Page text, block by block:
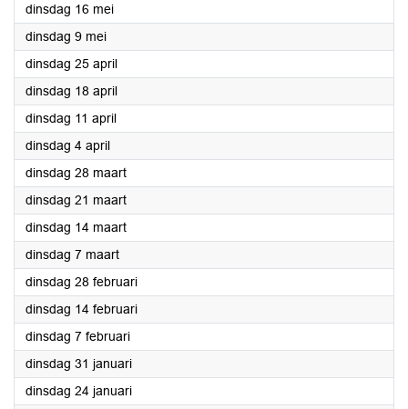
dinsdag 16 mei2023
dinsdag 9 mei2023
dinsdag 25 april2023
dinsdag 18 april2023
dinsdag 11 april2023
dinsdag 4 april2023
dinsdag 28 maart2023
dinsdag 21 maart2023
dinsdag 14 maart2023
dinsdag 7 maart2023
dinsdag 28 februari2023
dinsdag 14 februari2023
dinsdag 7 februari2023
dinsdag 31 januari2023
dinsdag 24 januari2023